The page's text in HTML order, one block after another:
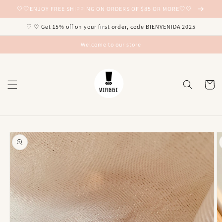
directamente
al contenido
🤍🤍ENJOY FREE SHIPPING ON ORDERS OF $85 OR MORE🤍🤍
♡ ♡ Get 15% off on your first order, code BIENVENIDA 2025
Welcome to our store
Carrito
directamente
a la
información
del producto